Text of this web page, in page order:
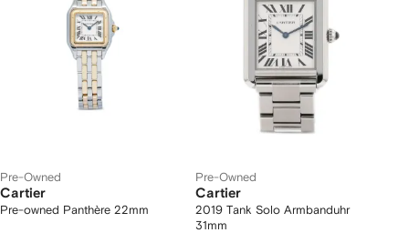
Pre-Owned
Cartier
Pre-owned Panthère 22mm
Pre-Owned
Cartier
2019 Tank Solo Armbanduhr
31mm